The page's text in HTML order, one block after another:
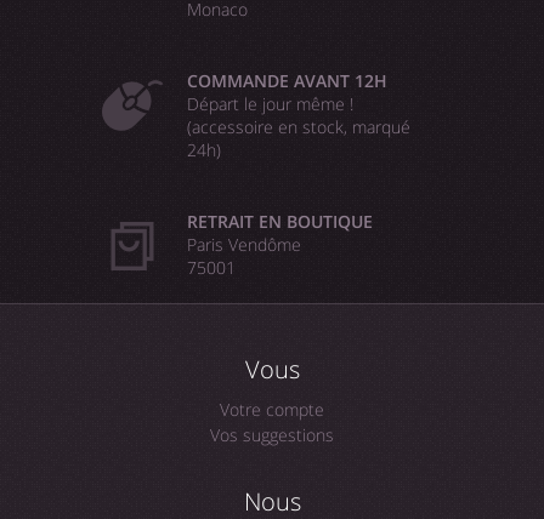
Monaco
COMMANDE AVANT 12H
Départ le jour même !
(accessoire en stock, marqué
24h)
RETRAIT EN BOUTIQUE
Paris Vendôme
75001
Vous
Votre compte
Vos suggestions
Nous